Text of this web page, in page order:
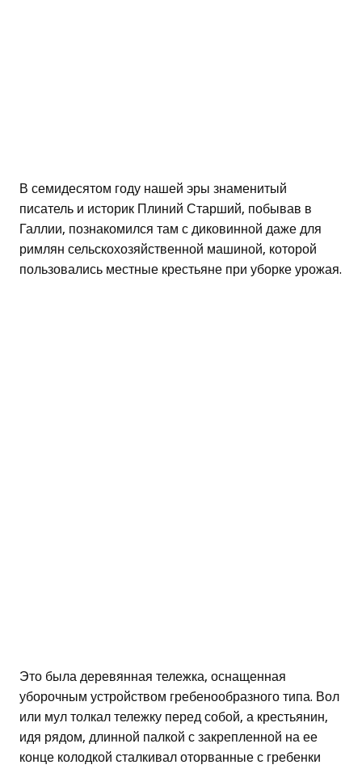
В семидесятом году нашей эры знаменитый
писатель и историк Плиний Старший, побывав в
Галлии, познакомился там с диковинной даже для
римлян сельскохозяйственной машиной, которой
пользовались местные крестьяне при уборке урожая.
Это была деревянная тележка, оснащенная
уборочным устройством гребенообразного типа. Вол
или мул толкал тележку перед собой, а крестьянин,
идя рядом, длинной палкой с закрепленной на ее
конце колодкой сталкивал оторванные с гребенки